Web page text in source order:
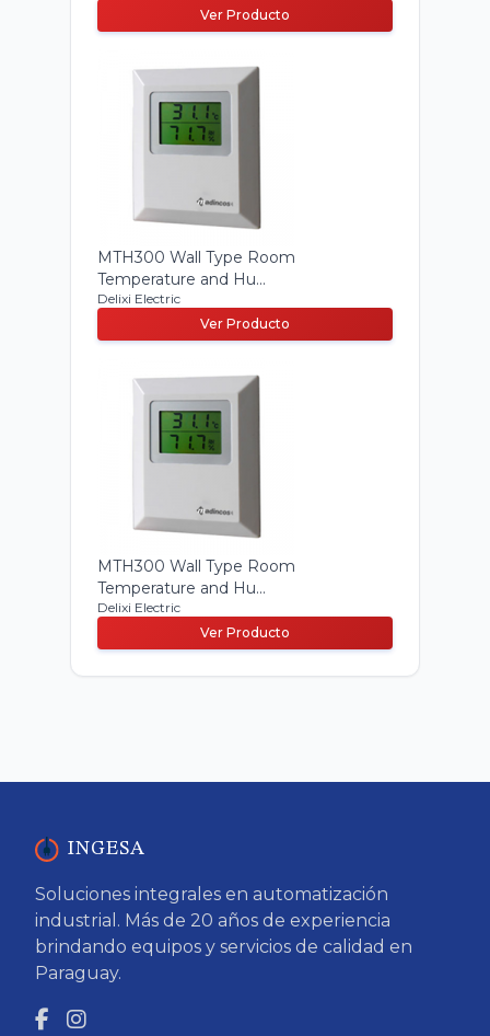
Ver Producto
MTH300 Wall Type Room
Temperature and Hu...
Delixi Electric
Ver Producto
MTH300 Wall Type Room
Temperature and Hu...
Delixi Electric
Ver Producto
INGESA
Soluciones integrales en automatización
industrial. Más de 20 años de experiencia
brindando equipos y servicios de calidad en
Paraguay.